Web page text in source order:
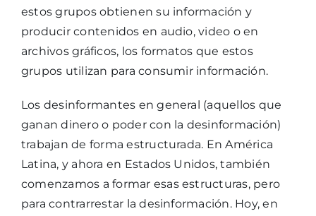
estos grupos obtienen su información y
producir contenidos en audio, video o en
archivos gráficos, los formatos que estos
grupos utilizan para consumir información.
Los desinformantes en general (aquellos que
ganan dinero o poder con la desinformación)
trabajan de forma estructurada. En América
Latina, y ahora en Estados Unidos, también
comenzamos a formar esas estructuras, pero
para contrarrestar la desinformación. Hoy, en